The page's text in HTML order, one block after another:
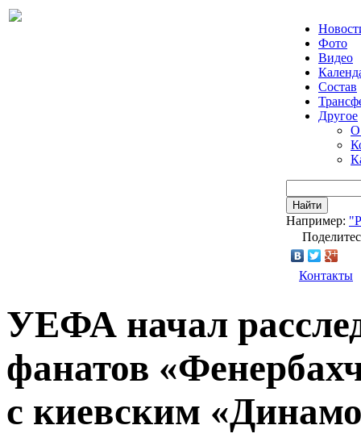
Фото
Видео
Состав
Другое
О
Найти
Например:
Контакты
УЕФА начал
фанатов
с киевским